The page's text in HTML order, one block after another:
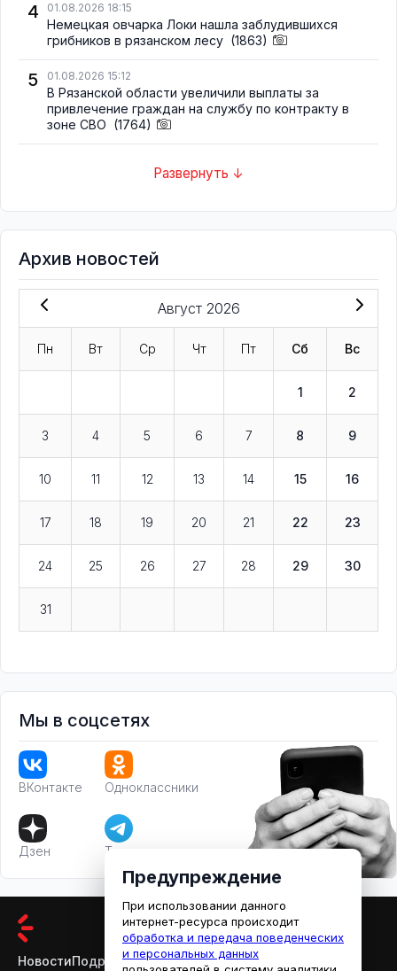
4 01.08.2026 18:15
Немецкая овчарка Локи нашла заблудившихся
грибников в рязанском лесу (1863)
5 01.08.2026 15:12
В Рязанской области увеличили выплаты за
привлечение граждан на службу по контракту в
зоне СВО (1764)
Развернуть ↓
Архив новостей
Август 2026
Пн Вт Ср Чт Пт Сб Вс
1 2
3 4 5 6 7 8 9
10 11 12 13 14 15 16
17 18 19 20 21 22 23
24 25 26 27 28 29 30
31
Мы в соцсетях
ВКонтакте Одноклассники
Дзен Телеграм
НовостиПодробностиАфишаКино
Предупреждение
При использовании данного
интернет-ресурса происходит
обработка и передача поведенческих
и персональных данных